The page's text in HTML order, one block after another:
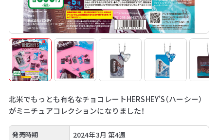
北米でもっとも有名なチョコレートHERSHEY'S（ハーシー）
がミニチュアコレクションになりました！
発売時期 2024年3月 第4週